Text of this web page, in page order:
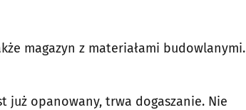
magazyn z materiałami budowlanymi.
już opanowany, trwa dogaszanie. Nie